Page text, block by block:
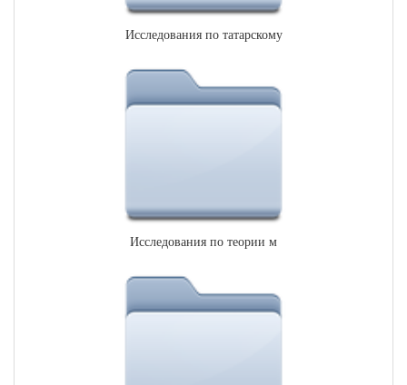
Исследования по татарскому
Исследования по теории м